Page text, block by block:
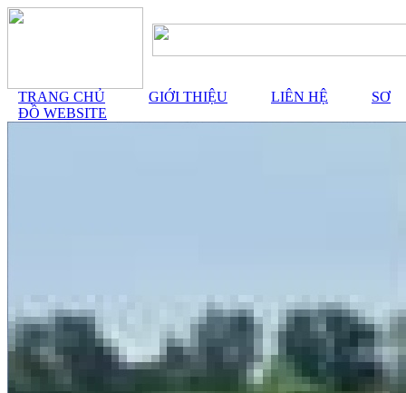
TRANG CHỦ GIỚI THIỆU LIÊN HỆ
SƠ
ĐỒ WEBSITE